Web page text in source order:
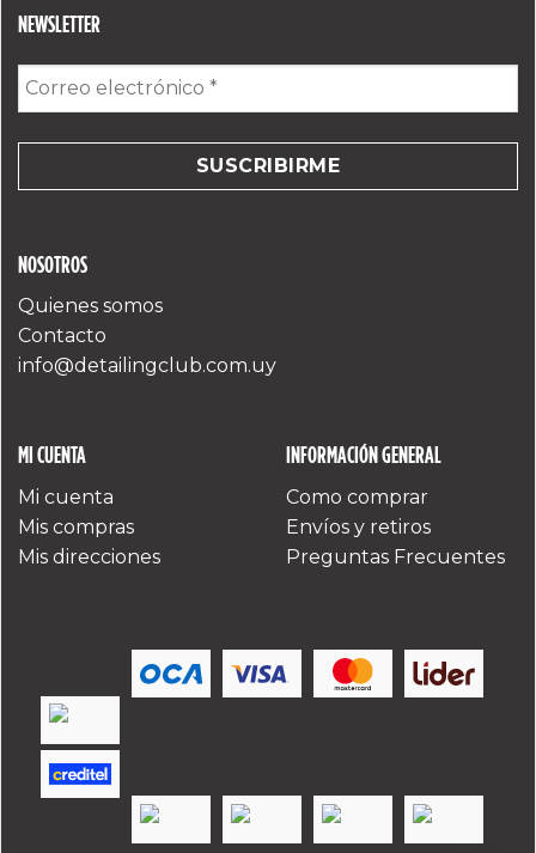
NOSOTROS
Quienes somos
Contacto
info@detailingclub.com.uy
MI CUENTA
Mi cuenta
Mis compras
Mis direcciones
INFORMACIÓN GENERAL
Como comprar
Envíos y retiros
Preguntas Frecuentes
NEWSLETTER
Correo
electrónico